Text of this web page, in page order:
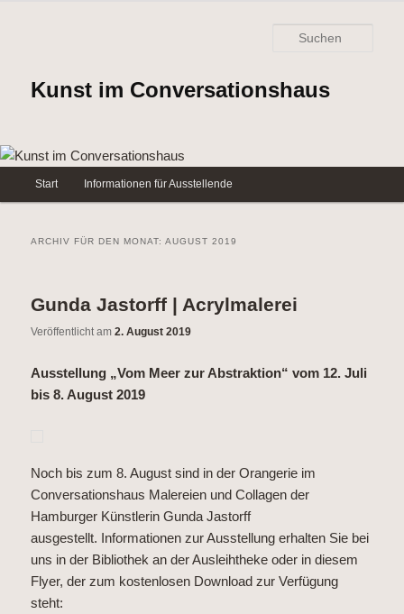
Kunst im Conversationshaus
Hauptmenü
Zum
Zum
sekundären
Start Informationen für Ausstellende
ARCHIV FÜR DEN MONAT:AUGUST 2019
Gunda Jastorff | Acrylmalerei
Veröffentlicht am2. August 2019
Ausstellung „Vom Meer zur Abstraktion“ vom 12. Juli
bis 8. August 2019
Noch bis zum 8. August sind in der Orangerie im
Conversationshaus Malereien und Collagen der
Hamburger Künstlerin Gunda Jastorff
ausgestellt. Informationen zur Ausstellung erhalten Sie bei
uns in der Bibliothek an der Ausleihtheke oder in diesem
Flyer, der zum kostenlosen Download zur Verfügung
steht: